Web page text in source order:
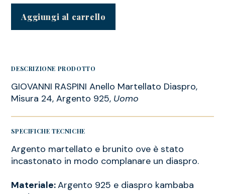
Aggiungi al carrello
DESCRIZIONE PRODOTTO
GIOVANNI RASPINI Anello Martellato Diaspro,
Misura 24, Argento 925, Uomo
SPECIFICHE TECNICHE
Argento martellato e brunito ove è stato
incastonato in modo complanare un diaspro.
Materiale:Argento 925 e diaspro kambaba